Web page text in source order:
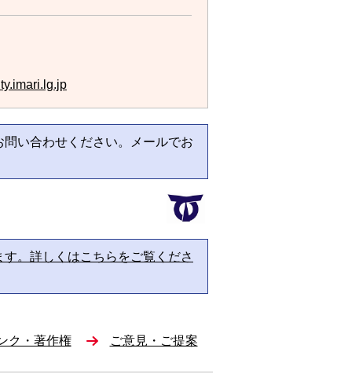
い合わせください。メールでお
。詳しくはこちらをご覧くださ
ク・著作権 ご意見・ご提案